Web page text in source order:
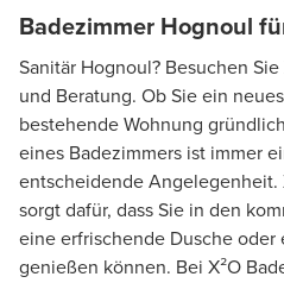
Badezimmer Hognoul
Sanitär Hognoul? Besuchen
und Beratung. Ob Sie ein
bestehende Wohnung
eines Badezimmers ist immer
entscheidende Angelegenheit.
sorgt dafür, dass Sie in den
eine erfrischende Dusche oder
genießen können. Bei X²O